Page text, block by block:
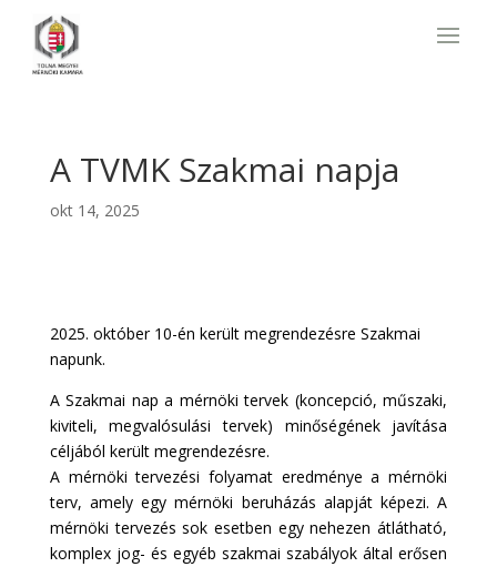
A TVMK Szakmai napja
okt 14, 2025
2025. október 10-én került megrendezésre Szakmai
napunk.
A Szakmai nap a mérnöki tervek (koncepció, műszaki,
kiviteli, megvalósulási tervek) minőségének javítása
céljából került megrendezésre.
A mérnöki tervezési folyamat eredménye a mérnöki
terv, amely egy mérnöki beruházás alapját képezi. A
mérnöki tervezés sok esetben egy nehezen átlátható,
komplex jog- és egyéb szakmai szabályok által erősen